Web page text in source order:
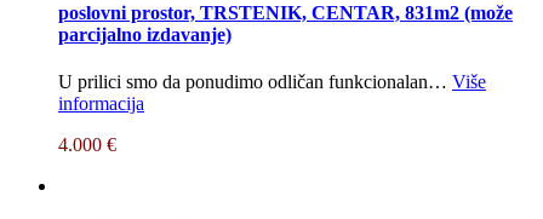
poslovni prostor, TRSTENIK, CENTAR, 831m2 (može
parcijalno izdavanje)
U prilici smo da ponudimo odličan funkcionalan… Više
informacija
4.000 €